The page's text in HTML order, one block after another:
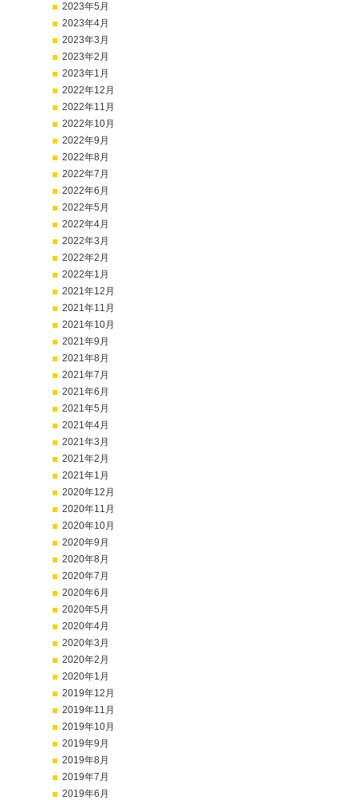
2023年5月
2023年4月
2023年3月
2023年2月
2023年1月
2022年12月
2022年11月
2022年10月
2022年9月
2022年8月
2022年7月
2022年6月
2022年5月
2022年4月
2022年3月
2022年2月
2022年1月
2021年12月
2021年11月
2021年10月
2021年9月
2021年8月
2021年7月
2021年6月
2021年5月
2021年4月
2021年3月
2021年2月
2021年1月
2020年12月
2020年11月
2020年10月
2020年9月
2020年8月
2020年7月
2020年6月
2020年5月
2020年4月
2020年3月
2020年2月
2020年1月
2019年12月
2019年11月
2019年10月
2019年9月
2019年8月
2019年7月
2019年6月